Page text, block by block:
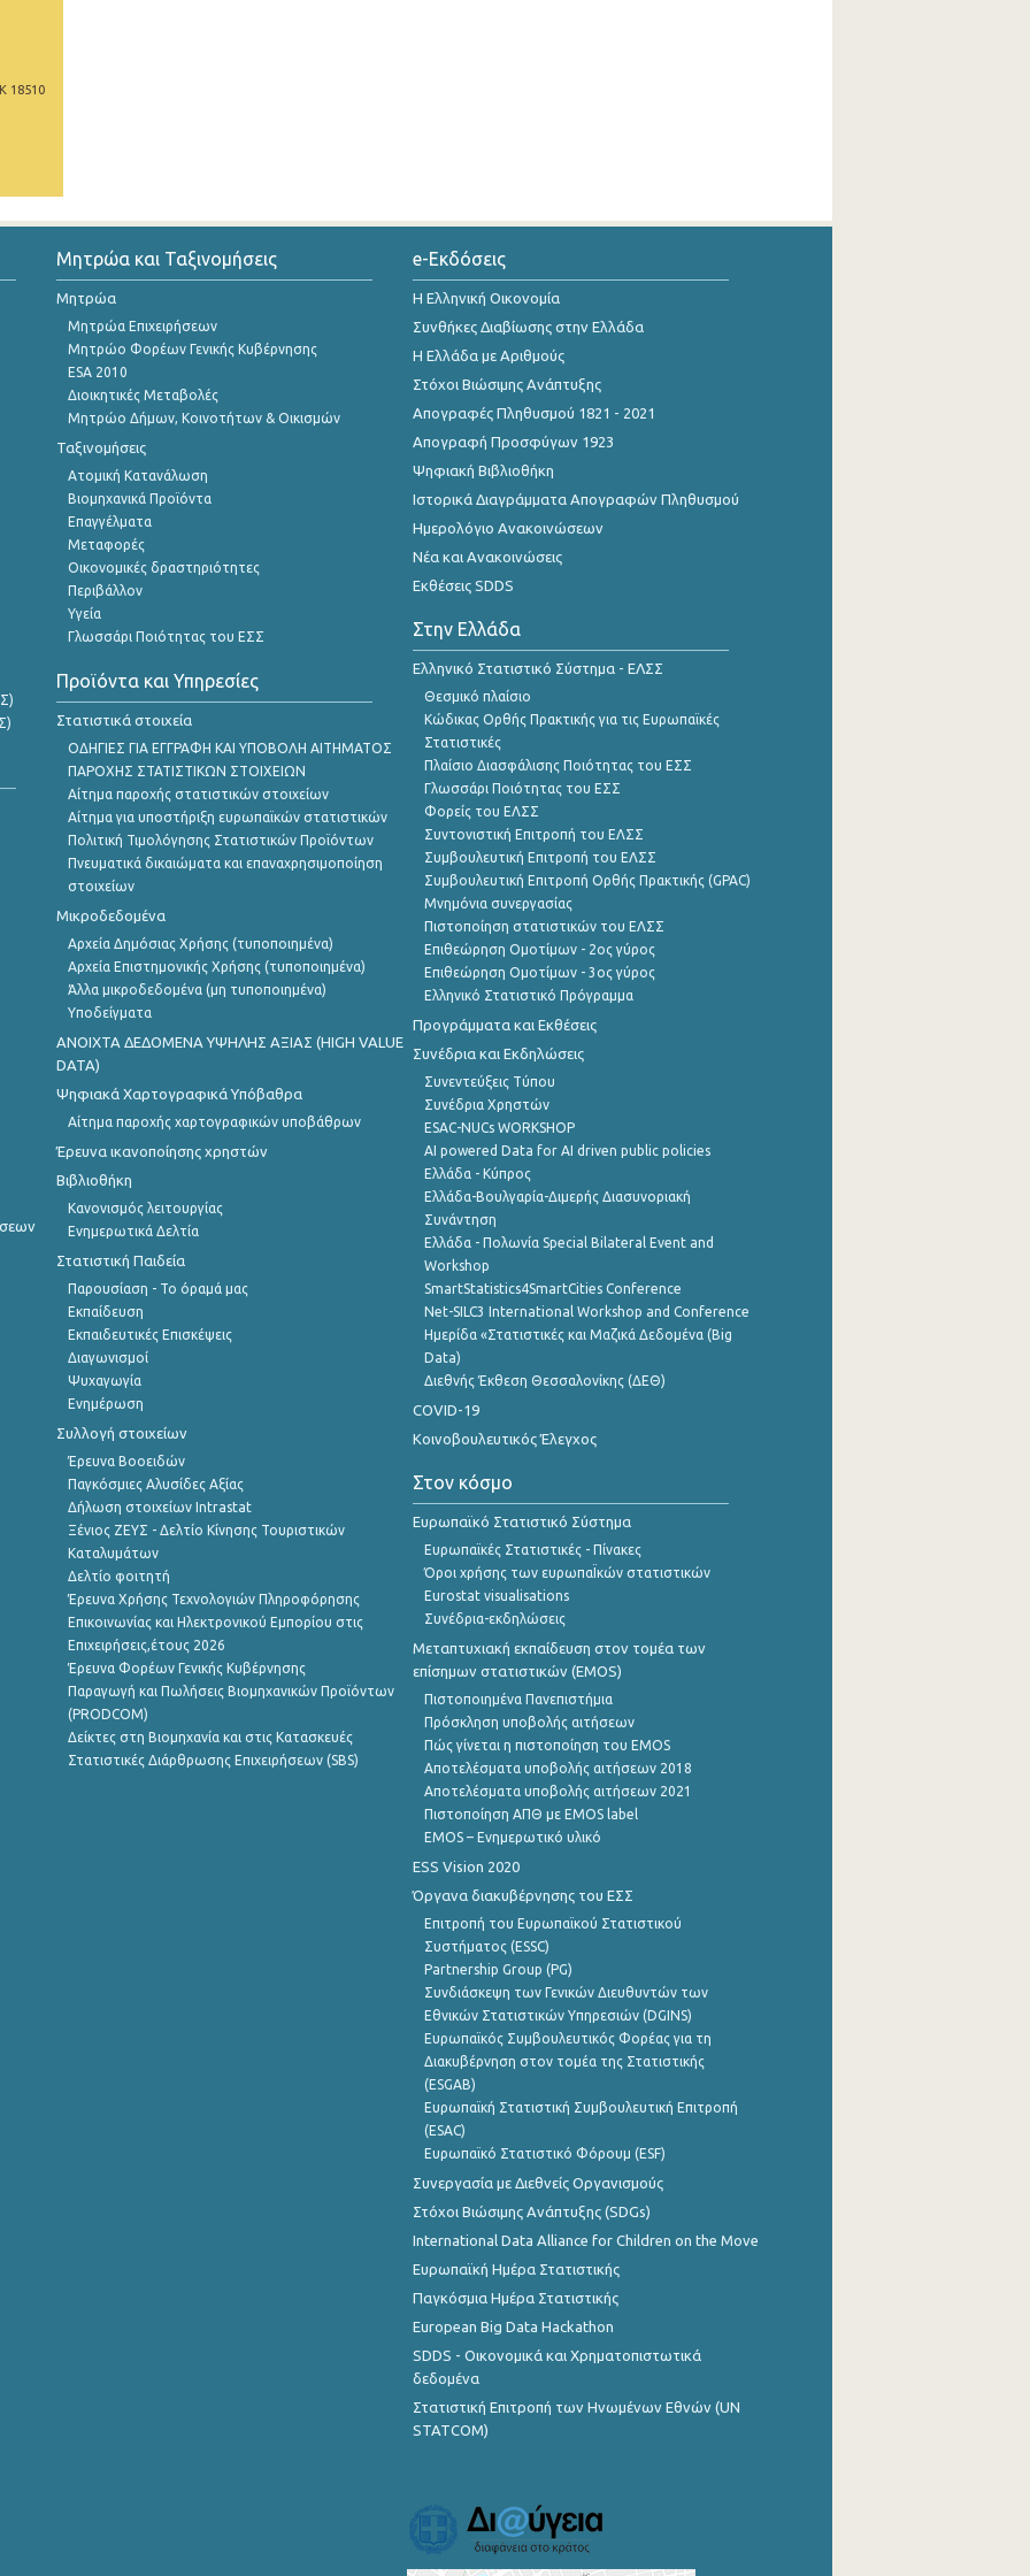
18510
Μητρώα και Ταξινομήσεις
Μητρώα
Μητρώα Επιχειρήσεων
Μητρώο Φορέων Γενικής Κυβέρνησης
ESA 2010
Διοικητικές Μεταβολές
Μητρώο Δήμων, Κοινοτήτων & Οικισμών
Ταξινομήσεις
Ατομική Κατανάλωση
Βιομηχανικά Προϊόντα
Επαγγέλματα
Μεταφορές
Οικονομικές δραστηριότητες
Περιβάλλον
Υγεία
Γλωσσάρι Ποιότητας του ΕΣΣ
Προϊόντα και Υπηρεσίες
Στατιστικά στοιχεία
ΟΔΗΓΙΕΣ ΓΙΑ ΕΓΓΡΑΦΗ ΚΑΙ ΥΠΟΒΟΛΗ ΑΙΤΗΜΑΤΟΣ
ΠΑΡΟΧΗΣ ΣΤΑΤΙΣΤΙΚΩΝ ΣΤΟΙΧΕΙΩΝ
Αίτημα παροχής στατιστικών στοιχείων
Αίτημα για υποστήριξη ευρωπαϊκών στατιστικών
Πολιτική Τιμολόγησης Στατιστικών Προϊόντων
Πνευματικά δικαιώματα και επαναχρησιμοποίηση
στοιχείων
Μικροδεδομένα
Αρχεία Δημόσιας Χρήσης (τυποποιημένα)
Αρχεία Επιστημονικής Χρήσης (τυποποιημένα)
Άλλα μικροδεδομένα (μη τυποποιημένα)
Υποδείγματα
ANOIXTA ΔΕΔΟΜΕΝΑ ΥΨΗΛΗΣ ΑΞΙΑΣ (HIGH VALUE
DATA)
Ψηφιακά Χαρτογραφικά Υπόβαθρα
Αίτημα παροχής χαρτογραφικών υποβάθρων
Έρευνα ικανοποίησης χρηστών
Βιβλιοθήκη
Κανονισμός λειτουργίας
Ενημερωτικά Δελτία
Στατιστική Παιδεία
Παρουσίαση - Το όραμά μας
Εκπαίδευση
Εκπαιδευτικές Επισκέψεις
Διαγωνισμοί
Ψυχαγωγία
Ενημέρωση
Συλλογή στοιχείων
Έρευνα Βοοειδών
Παγκόσμιες Αλυσίδες Αξίας
Δήλωση στοιχείων Intrastat
Ξένιος ΖΕΥΣ - Δελτίο Κίνησης Τουριστικών
Καταλυμάτων
Δελτίο φοιτητή
Έρευνα Χρήσης Τεχνολογιών Πληροφόρησης
Επικοινωνίας και Ηλεκτρονικού Εμπορίου στις
Επιχειρήσεις,έτους 2026
Έρευνα Φορέων Γενικής Κυβέρνησης
Παραγωγή και Πωλήσεις Βιομηχανικών Προϊόντων
(PRODCOM)
Δείκτες στη Βιομηχανία και στις Κατασκευές
Στατιστικές Διάρθρωσης Επιχειρήσεων (SBS)
e-Εκδόσεις
Η Ελληνική Οικονομία
Συνθήκες Διαβίωσης στην Ελλάδα
Η Ελλάδα με Αριθμούς
Στόχοι Βιώσιμης Ανάπτυξης
Απογραφές Πληθυσμού 1821 - 2021
Απογραφή Προσφύγων 1923
Ψηφιακή Βιβλιοθήκη
Ιστορικά Διαγράμματα Απογραφών Πληθυσμού
Ημερολόγιο Ανακοινώσεων
Νέα και Ανακοινώσεις
Εκθέσεις SDDS
Στην Ελλάδα
Ελληνικό Στατιστικό Σύστημα - ΕΛΣΣ
Θεσμικό πλαίσιο
Κώδικας Ορθής Πρακτικής για τις Ευρωπαϊκές
Στατιστικές
Πλαίσιο Διασφάλισης Ποιότητας του ΕΣΣ
Γλωσσάρι Ποιότητας του ΕΣΣ
Φορείς του ΕΛΣΣ
Συντονιστική Επιτροπή του ΕΛΣΣ
Συμβουλευτική Επιτροπή του ΕΛΣΣ
Συμβουλευτική Επιτροπή Ορθής Πρακτικής (GPAC)
Μνημόνια συνεργασίας
Πιστοποίηση στατιστικών του ΕΛΣΣ
Επιθεώρηση Ομοτίμων - 2ος γύρος
Επιθεώρηση Ομοτίμων - 3ος γύρος
Ελληνικό Στατιστικό Πρόγραμμα
Προγράμματα και Εκθέσεις
Συνέδρια και Εκδηλώσεις
Συνεντεύξεις Τύπου
Συνέδρια Χρηστών
ESAC-NUCs WORKSHOP
AI powered Data for AI driven public policies
Ελλάδα - Κύπρος
Ελλάδα-Βουλγαρία-Διμερής Διασυνοριακή
Συνάντηση
Ελλάδα - Πολωνία Special Bilateral Event and
Workshop
SmartStatistics4SmartCities Conference
Net-SILC3 International Workshop and Conference
Ημερίδα «Στατιστικές και Μαζικά Δεδομένα (Big
Data)
Διεθνής Έκθεση Θεσσαλονίκης (ΔΕΘ)
COVID-19
Κοινοβουλευτικός Έλεγχος
Στον κόσμο
Ευρωπαϊκό Στατιστικό Σύστημα
Ευρωπαϊκές Στατιστικές - Πίνακες
Όροι χρήσης των ευρωπαΪκών στατιστικών
Eurostat visualisations
Συνέδρια-εκδηλώσεις
Μεταπτυχιακή εκπαίδευση στον τομέα των
επίσημων στατιστικών (EMOS)
Πιστοποιημένα Πανεπιστήμια
Πρόσκληση υποβολής αιτήσεων
Πώς γίνεται η πιστοποίηση του EMOS
Αποτελέσματα υποβολής αιτήσεων 2018
Αποτελέσματα υποβολής αιτήσεων 2021
Πιστοποίηση ΑΠΘ με EMOS label
EMOS – Ενημερωτικό υλικό
ESS Vision 2020
Όργανα διακυβέρνησης του ΕΣΣ
Επιτροπή του Ευρωπαϊκού Στατιστικού
Συστήματος (ESSC)
Partnership Group (PG)
Συνδιάσκεψη των Γενικών Διευθυντών των
Εθνικών Στατιστικών Υπηρεσιών (DGINS)
Ευρωπαϊκός Συμβουλευτικός Φορέας για τη
Διακυβέρνηση στον τομέα της Στατιστικής
(ESGAB)
Ευρωπαϊκή Στατιστική Συμβουλευτική Επιτροπή
(ESAC)
Ευρωπαϊκό Στατιστικό Φόρουμ (ESF)
Συνεργασία με Διεθνείς Οργανισμούς
Στόχοι Βιώσιμης Ανάπτυξης (SDGs)
International Data Alliance for Children on the Move
Ευρωπαϊκή Ημέρα Στατιστικής
Παγκόσμια Ημέρα Στατιστικής
European Big Data Hackathon
SDDS - Οικονομικά και Χρηματοπιστωτικά
δεδομένα
Στατιστική Επιτροπή των Ηνωμένων Εθνών (UN
STATCOM)